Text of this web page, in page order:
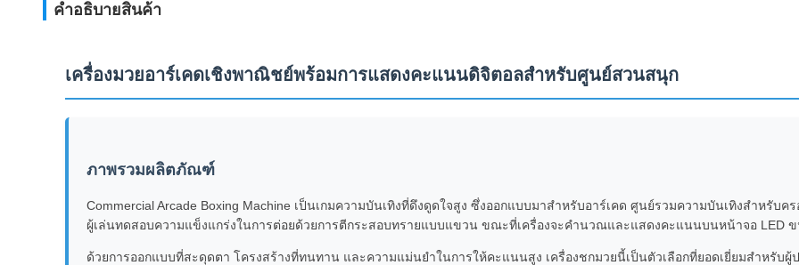
คําอธิบายสินค้า
เครื่องมวยอาร์เคดเชิงพาณิชย์พร้อมการแสดงคะแนนดิจิตอลสำหรับศูนย์สวนสนุก
ภาพรวมผลิตภัณฑ์
Commercial Arcade Boxing Machine เป็นเกมความบันเทิงที่ดึงดูดใจสูง ซึ่งออกแบบมาสำหรับอาร์เคด ศูนย์รวมความบันเทิงสำหรับ
ผู้เล่นทดสอบความแข็งแกร่งในการต่อยด้วยการตีกระสอบทรายแบบแขวน ขณะที่เครื่องจะคำนวณและแสดงคะแนนบนหน้าจอ LED
ด้วยการออกแบบที่สะดุดตา โครงสร้างที่ทนทาน และความแม่นยำในการให้คะแนนสูง เครื่องชกมวยนี้เป็นตัวเลือกที่ยอดเยี่ยมสำหรับ